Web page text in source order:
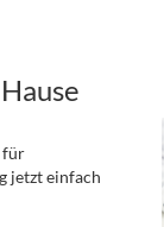
für
jetzt einfach